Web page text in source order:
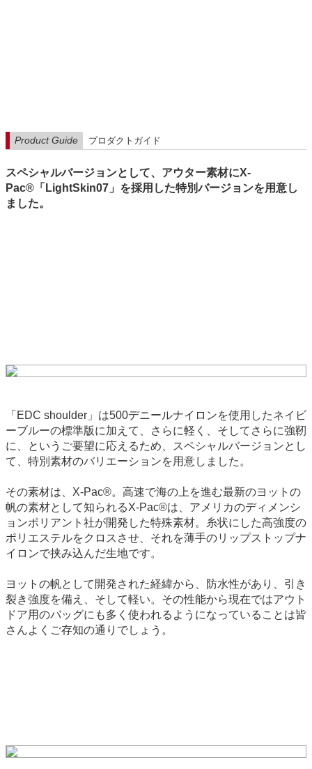
Product Guide プロダクトガイド
スペシャルバージョンとして、アウター素材にX-
Pac®「LightSkin07」を採用した特別バージョンを用意し
ました。
「EDC shoulder」は500デニールナイロンを使用したネイビ
ーブルーの標準版に加えて、さらに軽く、そしてさらに強靭
に、というご要望に応えるため、スペシャルバージョンとし
て、特別素材のバリエーションを用意しました。
その素材は、X-Pac®。高速で海の上を進む最新のヨットの
帆の素材として知られるX-Pac®は、アメリカのディメンシ
ョンポリアント社が開発した特殊素材。糸状にした高強度の
ポリエステルをクロスさせ、それを薄手のリップストップナ
イロンで挟み込んだ生地です。
ヨットの帆として開発された経緯から、防水性があり、引き
裂き強度を備え、そして軽い。その性能から現在ではアウト
ドア用のバッグにも多く使われるようになっていることは皆
さんよくご存知の通りでしょう。